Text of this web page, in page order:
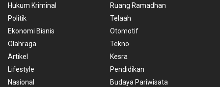
Hukum Kriminal
Politik
Ekonomi Bisnis
Olahraga
Artikel
Lifestyle
Nasional
Ruang Ramadhan
Telaah
Otomotif
Tekno
Kesra
Pendidikan
Budaya Pariwisata